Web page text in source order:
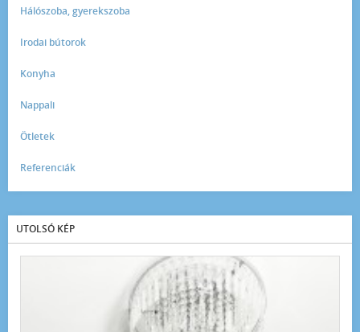
Hálószoba, gyerekszoba
Irodai bútorok
Konyha
Nappali
Ötletek
Referenciák
UTOLSÓ KÉP